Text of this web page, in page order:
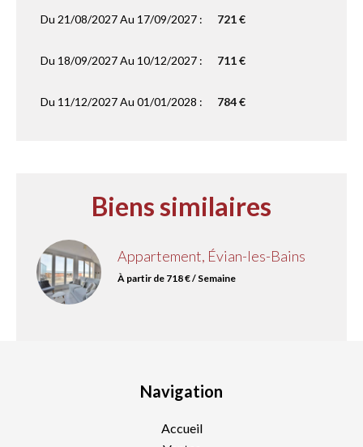
Du 21/08/2027 Au 17/09/2027 : 721 €
Du 18/09/2027 Au 10/12/2027 : 711 €
Du 11/12/2027 Au 01/01/2028 : 784 €
Biens similaires
Appartement, Évian-les-Bains
À partir de 718 € / Semaine
Navigation
Accueil